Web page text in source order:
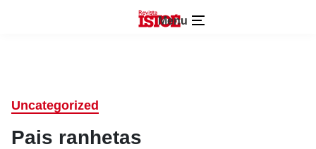
Menu
Uncategorized
Pais ranhetas